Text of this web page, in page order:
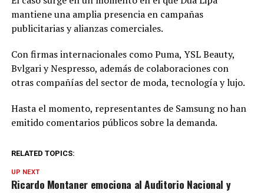
mantiene una amplia presencia en campañas
publicitarias y alianzas comerciales.
Con firmas internacionales como Puma, YSL Beauty,
Bvlgari y Nespresso, además de colaboraciones con
otras compañías del sector de moda, tecnología y lujo.
Hasta el momento, representantes de Samsung no han
emitido comentarios públicos sobre la demanda.
RELATED TOPICS:
UP NEXT
Ricardo Montaner emociona al Auditorio Nacional y